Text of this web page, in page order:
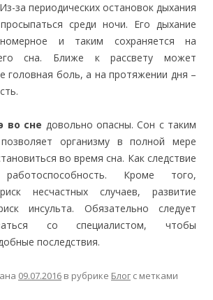
за периодических остановок дыхания
среди ночи. Его дыхание
и таким сохраняется на
сна. Ближе к рассвету может
головная боль, а на протяжении дня –
во сне довольно опасны. Сон с таким
организму в полной мере
во время сна. Как следствие
Кроме того,
несчастных случаев, развитие
инсульта. Обязательно следует
со специалистом, чтобы
последствия.
09.07.2016 в рубрике Блог с метками